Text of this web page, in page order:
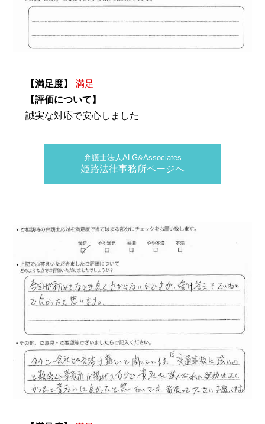
【満足度】
満足
【評価について】
誠実な対応で安心しました
弁護士法人ALG&Associates
姫路法律事務所ページへ